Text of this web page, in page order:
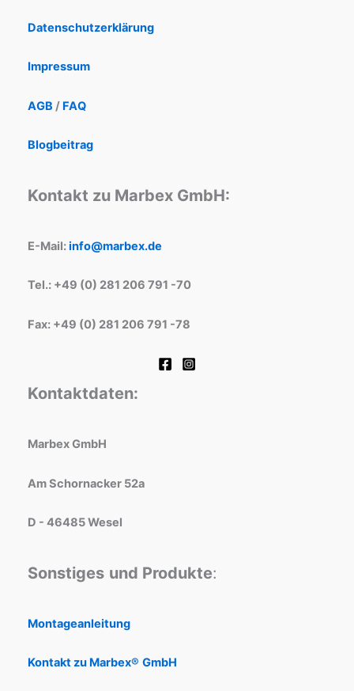
Datenschutzerklärung
Impressum
AGB / FAQ
Blogbeitrag
Kontakt zu Marbex GmbH:
E-Mail:info@marbex.de
Tel.: +49 (0) 281 206 791 -70
Fax: +49 (0) 281 206 791 -78
Kontaktdaten:
Marbex GmbH
Am Schornacker 52a
D - 46485 Wesel
Sonstiges und Produkte:
Montageanleitung
Kontakt zu Marbex® GmbH